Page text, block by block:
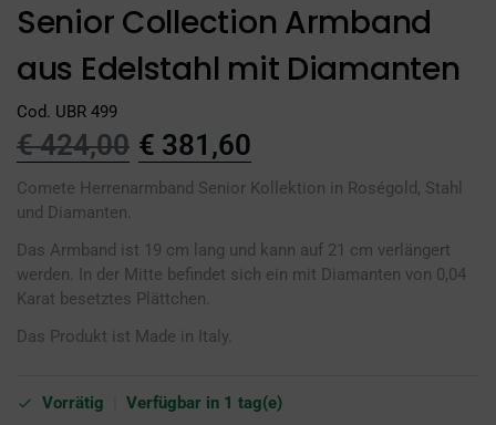
Senior Collection Armband
aus Edelstahl mit Diamanten
Cod. UBR 499
€424,00 € 381,60
Comete Herrenarmband Senior Kollektion in Roségold, Stahl
und Diamanten.
Das Armband ist 19 cm lang und kann auf 21 cm verlängert
werden. In der Mitte befindet sich ein mit Diamanten von 0,04
Karat besetztes Plättchen.
Das Produkt ist Made in Italy.
Vorrätig Verfügbar in 1 tag(e)